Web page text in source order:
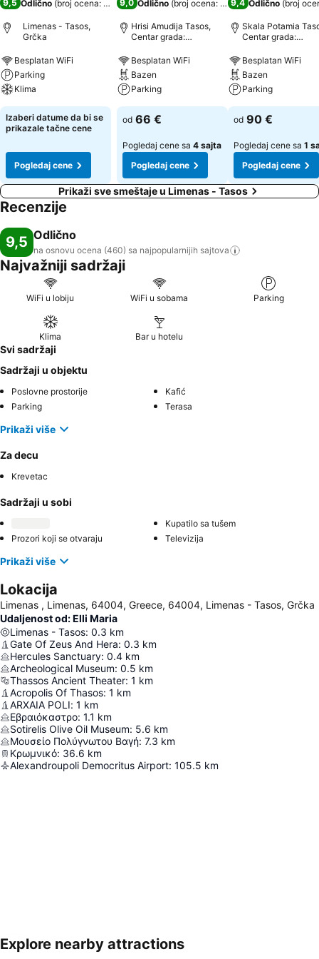
9,5 Odlično (broj ocena: 460)
Limenas - Tasos,
Grčka
Besplatan WiFi
Parking
Klima
Izaberi datume da bi se
prikazale tačne cene
Pogledaj cene
9,0 Odlično (broj ocena: 446)
Hrisi Amudija Tasos,
Centar grada:
Besplatan WiFi
Bazen
Parking
od 66 €
Pogledaj cene sa 4 sajta
Pogledaj cene
9,4 Odlično (broj
Skala Potamia
Centar grada:
Besplatan WiFi
Bazen
Parking
od 90 €
Pogledaj cene sa 1
Pogledaj cene
Prikaži sve smeštaje u Limenas - Tasos
Recenzije
9,5 Odlično
na osnovu ocena (460) sa najpopularnijih sajtova
Najvažniji sadržaji
WiFi u lobiju WiFi u sobama Parking
Klima Bar u hotelu
Svi sadržaji
Sadržaji u objektu
Poslovne prostorije
Kafić
Parking
Terasa
Prikaži više
Za decu
Krevetac
Sadržaji u sobi
Kupatilo sa tušem
Prozori koji se otvaraju
Televizija
Prikaži više
Lokacija
Limenas , Limenas, 64004, Greece, 64004, Limenas - Tasos, Grčka
Udaljenost od: Elli Maria
Limenas - Tasos: 0.3 km
Gate Of Zeus And Hera: 0.3 km
Hercules Sanctuary: 0.4 km
Archeological Museum: 0.5 km
Thassos Ancient Theater: 1 km
Acropolis Of Thasos: 1 km
ARXAIA POLI: 1 km
Εβραιόκαστρο: 1.1 km
Sotirelis Olive Oil Museum: 5.6 km
Μουσείο Πολύγνωτου Βαγή: 7.3 km
Κρωμνικό: 36.6 km
Alexandroupoli Democritus Airport: 105.5 km
Explore nearby attractions